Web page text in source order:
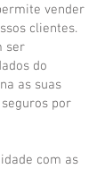
vender
clientes.
ser
do
as suas
por
com as